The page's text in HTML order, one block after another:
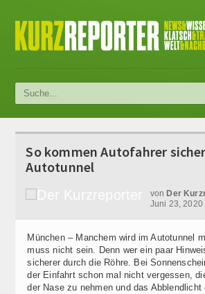
So kommen Autofahrer
Autotunnel
von Der
Juni 23, 2020
München – Manchem wird im Autotunnel
muss nicht sein. Denn wer ein paar
sicherer durch die Röhre. Bei
der Einfahrt schon mal nicht vergessen,
der Nase zu nehmen und das